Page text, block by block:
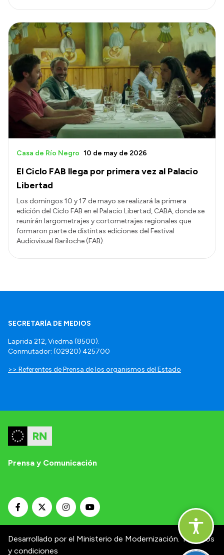
El Ciclo FAB llega por primera vez al Palacio
Libertad
Casa de Río Negro 10 de may de 2026
Los domingos 10 y 17 de mayo se realizará la primera
edición del Ciclo FAB en el Palacio Libertad, CABA, donde se
reunirán largometrajes y cortometrajes regionales que
formaron parte de distintas ediciones del Festival
Audiovisual Bariloche (FAB).
SECRETARÍA DE MEDIOS
Laprida 212, Viedma (8500).
Conmutador: (02920) 425700
>> Referentes de Prensa de los organismos del Estado
Prensa y Comunicación
Desarrollado por el Ministerio de Modernización. Términos
y condiciones